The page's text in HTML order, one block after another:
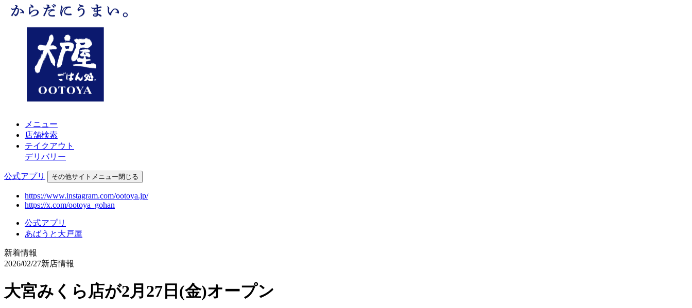
メニュー
店舗検索
テイクアウト
デリバリー
公式アプリ その他サイトメニュー閉じる
https://www.instagram.com/ootoya.jp/
https://x.com/ootoya_gohan
公式アプリ
あばうと大戸屋
新着情報
2026/02/27新店情報
大宮みくら店が2月27日(金)オープン